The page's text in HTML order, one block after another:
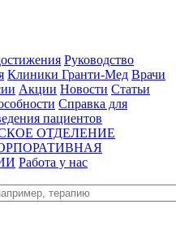
Руководство
Клиники Гранти-Мед Врачи
Акции Новости Статьи
Справка для
пациентов
ОТДЕЛЕНИЕ
Работа у нас